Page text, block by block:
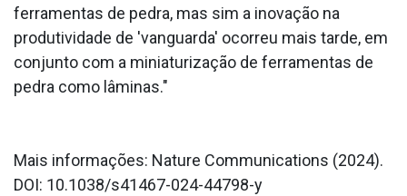
ferramentas de pedra, mas sim a inovação na
produtividade de 'vanguarda' ocorreu mais tarde, em
conjunto com a miniaturização de ferramentas de
pedra como lâminas."
Mais informações: Nature Communications (2024).
DOI: 10.1038/s41467-024-44798-y